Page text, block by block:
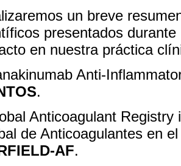
un breve
presentados
en nuestra práctica
Anti-
.
Anticoagulant
de Anticoagulantes en
AF.